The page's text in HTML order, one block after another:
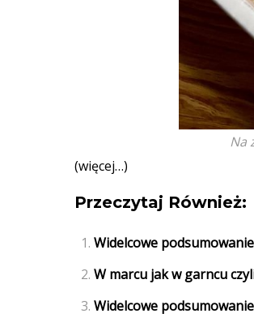
Na
(więcej…)
Przeczytaj Również:
Widelcowe
W marcu jak w garncu
Widelcowe